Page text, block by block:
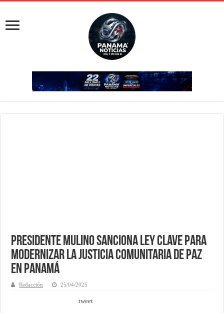
Presidente Mulino Sanciona Ley Clave para
Modernizar la Justicia Comunitaria de Paz
en Panamá
Redacción 25/04/2025
tweet